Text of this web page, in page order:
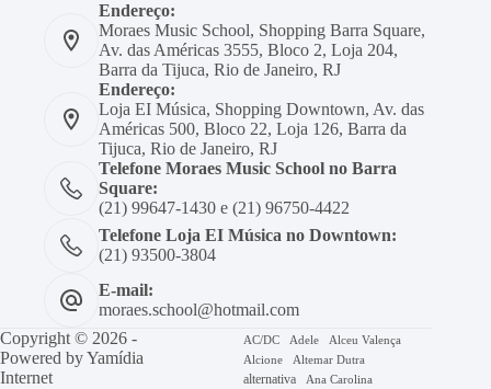
Endereço:
Moraes Music School, Shopping Barra Square,
Av. das Américas 3555, Bloco 2, Loja 204,
Barra da Tijuca, Rio de Janeiro, RJ
Endereço:
Loja EI Música, Shopping Downtown, Av. das
Américas 500, Bloco 22, Loja 126, Barra da
Tijuca, Rio de Janeiro, RJ
Telefone Moraes Music School no Barra
Square:
(21) 99647-1430 e (21) 96750-4422
Telefone Loja EI Música no Downtown:
(21) 93500-3804
E-mail:
moraes.school@hotmail.com
Copyright © 2026 -
Powered byYamídia
Internet
AC/DC Adele
Alceu Valença
Alcione
Altemar Dutra
alternativa
Ana Carolina